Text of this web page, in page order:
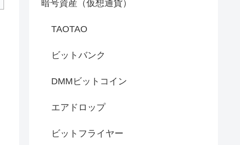
暗号資産（仮想通貨）
TAOTAO
ビットバンク
DMMビットコイン
エアドロップ
ビットフライヤー